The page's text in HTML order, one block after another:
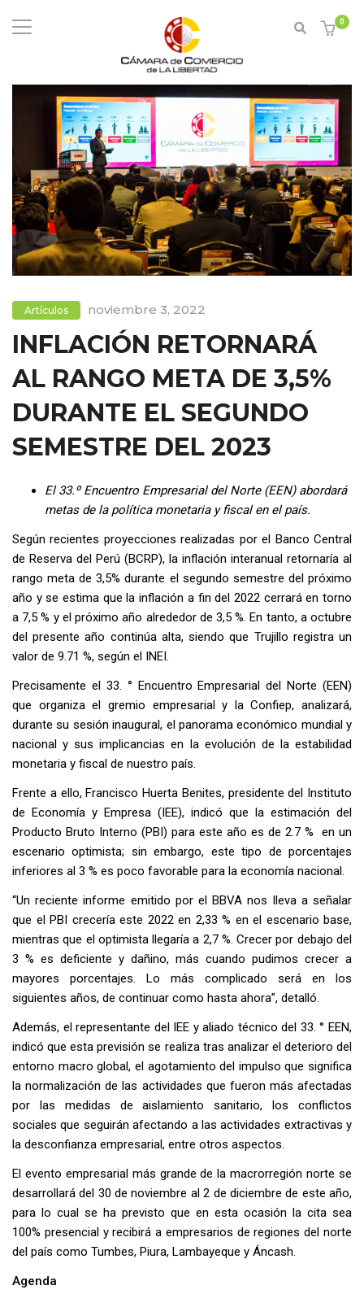
0
Artículos noviembre 3, 2022
INFLACIÓN RETORNARÁ
AL RANGO META DE 3,5%
DURANTE EL SEGUNDO
SEMESTRE DEL 2023
El 33.º Encuentro Empresarial del Norte (EEN) abordará
metas de la política monetaria y fiscal en el país.
Según recientes proyecciones realizadas por el Banco Central
de Reserva del Perú (BCRP), la inflación interanual retornaría al
rango meta de 3,5% durante el segundo semestre del próximo
año y se estima que la inflación a fin del 2022 cerrará en torno
a 7,5 % y el próximo año alrededor de 3,5 %. En tanto, a octubre
del presente año continúa alta, siendo que Trujillo registra un
valor de 9.71 %, según el INEI.
Precisamente el 33. ° Encuentro Empresarial del Norte (EEN)
que organiza el gremio empresarial y la Confiep, analizará,
durante su sesión inaugural, el panorama económico mundial y
nacional y sus implicancias en la evolución de la estabilidad
monetaria y fiscal de nuestro país.
Frente a ello, Francisco Huerta Benites, presidente del Instituto
de Economía y Empresa (IEE), indicó que la estimación del
Producto Bruto Interno (PBI) para este año es de 2.7 % en un
escenario optimista; sin embargo, este tipo de porcentajes
inferiores al 3 % es poco favorable para la economía nacional.
“Un reciente informe emitido por el BBVA nos lleva a señalar
que el PBI crecería este 2022 en 2,33 % en el escenario base,
mientras que el optimista llegaría a 2,7 %. Crecer por debajo del
3 % es deficiente y dañino, más cuando pudimos crecer a
mayores porcentajes. Lo más complicado será en los
siguientes años, de continuar como hasta ahora”, detalló.
Además, el representante del IEE y aliado técnico del 33. ° EEN,
indicó que esta previsión se realiza tras analizar el deterioro del
entorno macro global, el agotamiento del impulso que significa
la normalización de las actividades que fueron más afectadas
por las medidas de aislamiento sanitario, los conflictos
sociales que seguirán afectando a las actividades extractivas y
la desconfianza empresarial, entre otros aspectos.
El evento empresarial más grande de la macrorregión norte se
desarrollará del 30 de noviembre al 2 de diciembre de este año,
para lo cual se ha previsto que en esta ocasión la cita sea
100% presencial y recibirá a empresarios de regiones del norte
del país como Tumbes, Piura, Lambayeque y Áncash.
Agenda